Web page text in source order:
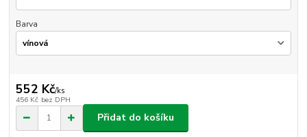
Barva
552 Kč/ks
456 Kč bez DPH
Přidat do košíku